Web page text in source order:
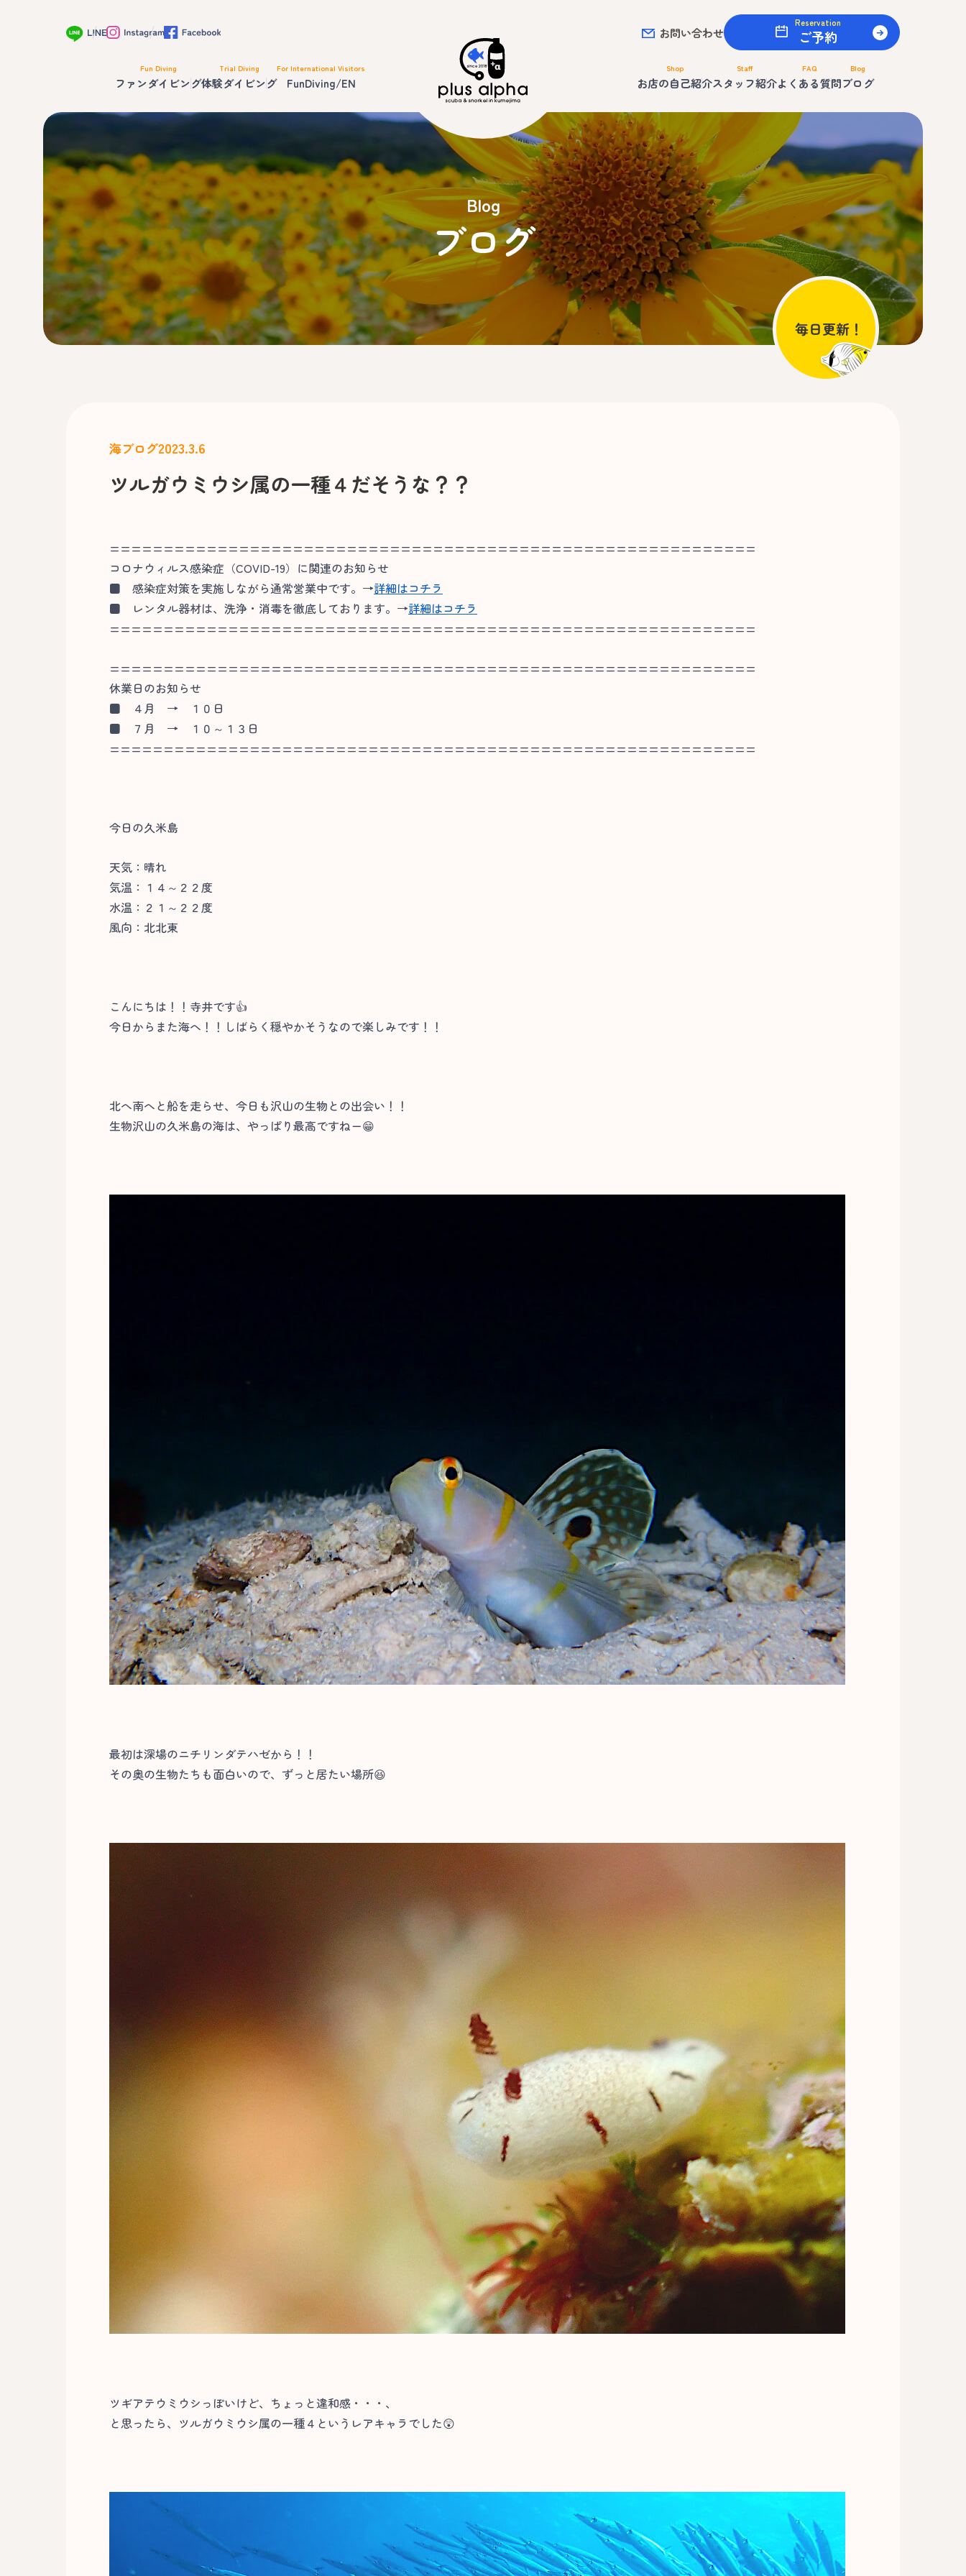
お問い合わせ
Reservation
ご予約
Fun Diving
ファンダイビング
Trial Diving
体験ダイビング
For International Visitors
FunDiving/EN
Shop
お店の自己紹介
Staff
スタッフ紹介
FAQ
よくある質問
Blog
ブログ
Blog
ブログ
海ブログ2023.3.6
ツルガウミウシ属の一種４だそうな？？
============================================================
コロナウィルス感染症（COVID-19）に関連のお知らせ
■ 感染症対策を実施しながら通常営業中です。→詳細はコチラ
■ レンタル器材は、洗浄・消毒を徹底しております。→詳細はコチラ
============================================================
============================================================
休業日のお知らせ
■ ４月 → １０日
■ ７月 → １０～１３日
============================================================
今日の久米島
天気：晴れ
気温：１４～２２度
水温：２１～２２度
風向：北北東
こんにちは！！寺井です👍
今日からまた海へ！！しばらく穏やかそうなので楽しみです！！
北へ南へと船を走らせ、今日も沢山の生物との出会い！！
生物沢山の久米島の海は、やっぱり最高ですねー😁
最初は深場のニチリンダテハゼから！！
その奥の生物たちも面白いので、ずっと居たい場所😆
ツギアテウミウシっぽいけど、ちょっと違和感・・・、
と思ったら、ツルガウミウシ属の一種４というレアキャラでした😲